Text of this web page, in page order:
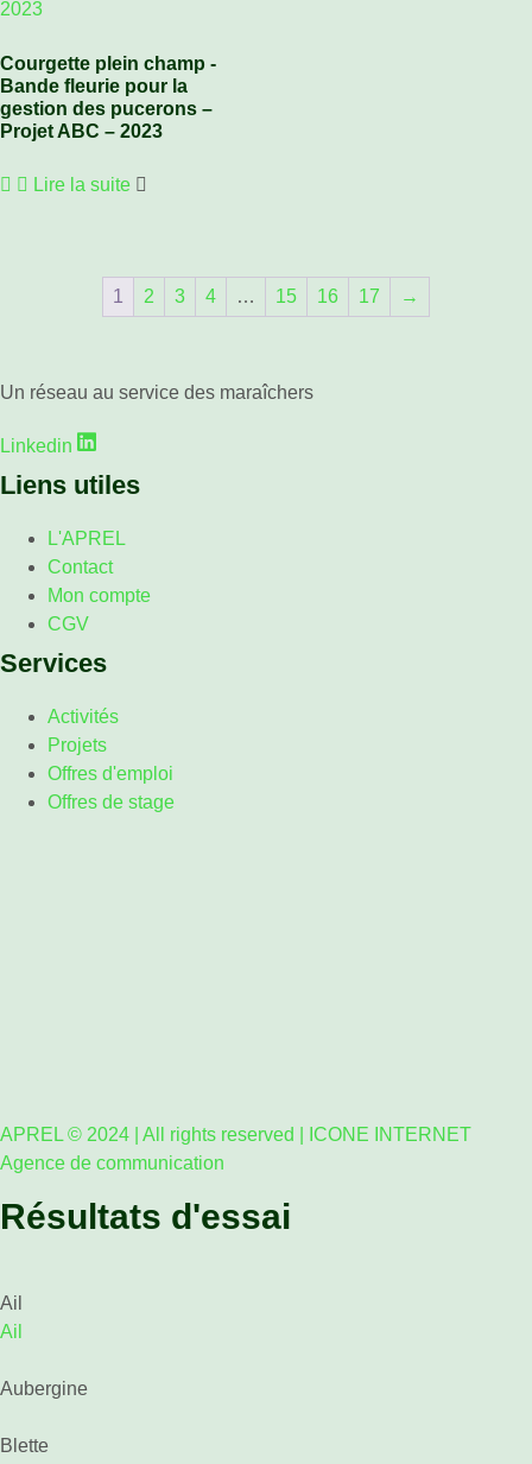
Courgette plein champ -
Bande fleurie pour la
gestion des pucerons –
Projet ABC – 2023
Lire la suite
1 2 3 4 … 15 16 17 →
Un réseau au service des maraîchers
Linkedin
Liens utiles
L'APREL
Contact
Mon compte
CGV
Services
Activités
Projets
Offres d'emploi
Offres de stage
APREL © 2024 | All rights reserved | ICONE INTERNET
Agence de communication
Résultats d'essai
Ail
Ail
Aubergine
Blette